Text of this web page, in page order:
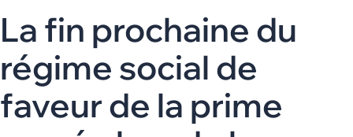
La fin prochaine du
régime social de
faveur de la prime